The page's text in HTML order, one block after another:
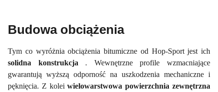
Budowa obciążenia
Tym co wyróżnia obciążenia bitumiczne od Hop-Sport jest ich
solidna konstrukcja . Wewnętrzne profile wzmacniające
gwarantują wyższą odporność na uszkodzenia mechaniczne i
pęknięcia. Z koleiwielowarstwowa powierzchnia zewnętrzna